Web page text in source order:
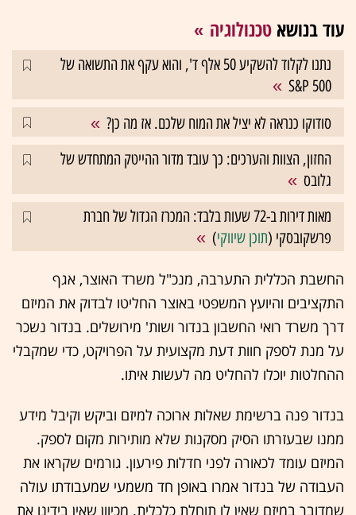
עוד בנושא טכנולוגיה
נתנו לקלוד להשקיע 50 אלף ד', והוא עקף את התשואה של
S&P 500
סודוקו כנראה לא יציל את המוח שלכם. אז מה כן?
החזון, הצוות והערכים: כך עובד מדור ההייטק המתחדש של
גלובס
מאות דירות ב-72 שעות בלבד: המכרז הגדול של חברת
פרשקובסקי (תוכן שיווקי)
החשבת הכללית התערבה, מנכ"ל משרד האוצר, אגף
התקציבים והיועץ המשפטי באוצר החליטו לבדוק את המיזם
דרך משרד רואי החשבון בנדור ושות' מירושלים. בנדור נשכר
על מנת לספק חוות דעת מקצועית על הפרויקט, כדי שמקבלי
ההחלטות יוכלו להחליט מה לעשות איתו.
בנדור פנה ברשימת שאלות ארוכה למיזם וביקש וקיבל מידע
ממנו שבעזרתו הסיק מסקנות שלא מותירות מקום לספק.
המיזם עומד לכאורה לפני חדלות פירעון. גורמים שקראו את
העבודה של בנדור אמרו באופן חד משמעי שמעבודתו עולה
שמדובר במיזם שאין לו תוחלת כלכלית. מכיוון שאין בידינו את